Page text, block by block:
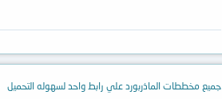
جميع مخططات الماذربورد علي رابط واحد لسهوله التحميل